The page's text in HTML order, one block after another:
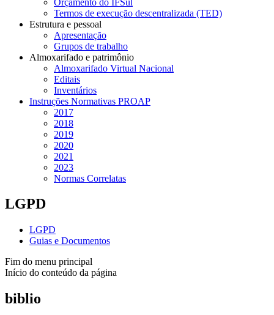
Termos de execução descentralizada (TED)
Estrutura e pessoal
Apresentação
Grupos de trabalho
Almoxarifado e patrimônio
Almoxarifado Virtual Nacional
Editais
Inventários
Instruções Normativas PROAP
2017
2018
2019
2020
2021
2023
Normas Correlatas
LGPD
LGPD
Guias e Documentos
Fim do menu principal
Início do conteúdo da página
biblio